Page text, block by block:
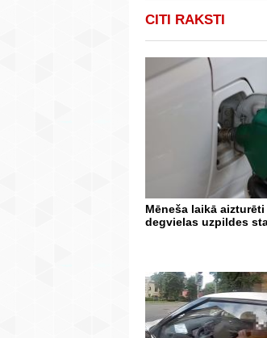
CITI RAKSTI
Mēneša laikā
degvielas uzpildes